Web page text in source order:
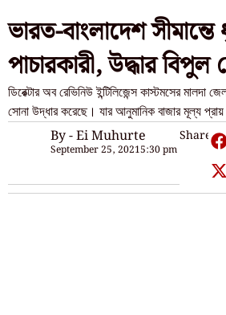
ভারত-বাংলাদেশ
পাচারকারী, উদ্ধার বিপুল
ডিরেক্টার অব রেভিনিউ ইন্টিলিজেন্স কাস্টমসের মালদা
সোনা উদ্ধার করেছে। যার আনুমানিক বাজার মূল্য
By - Ei Muhurte
September 25, 20215:30 pm
Share: